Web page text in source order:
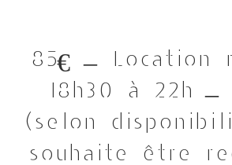
85€ – Location
18h30 à 22h –
(selon
souhaite être